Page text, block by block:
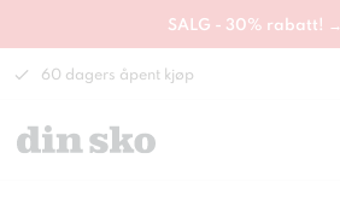
SALG - 30% rabatt! →
60 dagers åpent kjøp